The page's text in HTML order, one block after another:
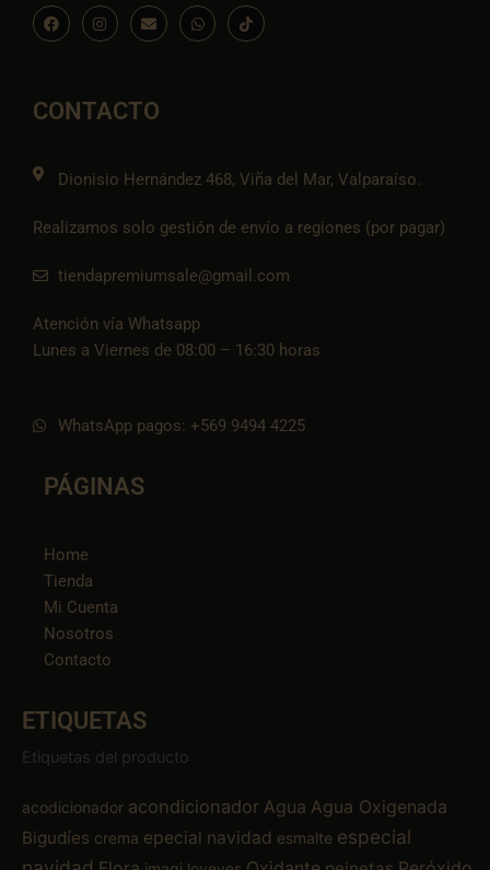
F
a
c
o
k
I
n
s
r
a
E
n
v
p
e
W
h
a
I
c
o
CONTACTO
Dionisio Hernández 468, Viña del Mar, Valparaíso.
Realizamos solo gestión de envío a regiones (por pagar)
tiendapremiumsale@gmail.com
Atención vía Whatsapp
Lunes a Viernes de 08:00 – 16:30 horas
WhatsApp pagos: +569 9494 4225
PÁGINAS
Home
Tienda
Mi Cuenta
Nosotros
Contacto
ETIQUETAS
Etiquetas del producto
acodicionador acondicionador Agua Agua Oxigenada
Bigudíes crema epecial navidad esmalte especial